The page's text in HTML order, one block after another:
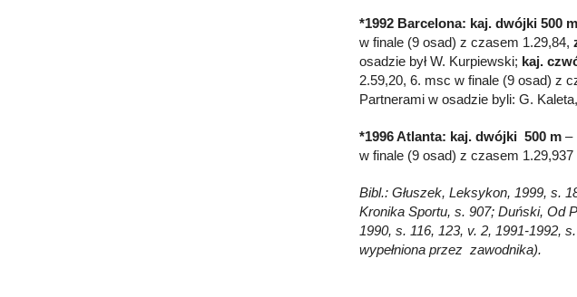
*1992 Barcelona: kaj. dwójki 500 m
w finale (9 osad) z czasem 1.29,84,
osadzie był W. Kurpiewski; kaj.
2.59,20, 6. msc w finale (9 osad) z
Partnerami w osadzie byli: G.
*1996 Atlanta: kaj. dwójki 500 m –
w finale (9 osad) z czasem
Bibl.: Głuszek, Leksykon, 1999, s.
Kronika Sportu, s. 907; Duński, Od
1990, s. 116, 123, v. 2, 1991-1992,
wypełniona przez zawodnika).